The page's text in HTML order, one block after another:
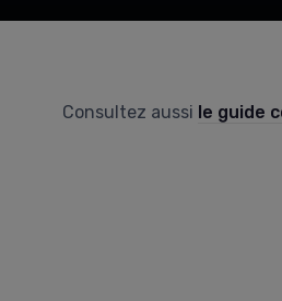
Consultez aussi le guide